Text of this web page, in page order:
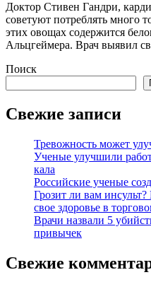
Доктор Стивен Гандри,
советуют потреблять много
этих овощах содержится
Альцгеймера. Врач выявил
Поиск
Свежие записи
Тревожность может
Ученые улучшили
кала
Российские ученые
Грозит ли вам
свое здоровье в
Врачи назвали 5
привычек
Свежие